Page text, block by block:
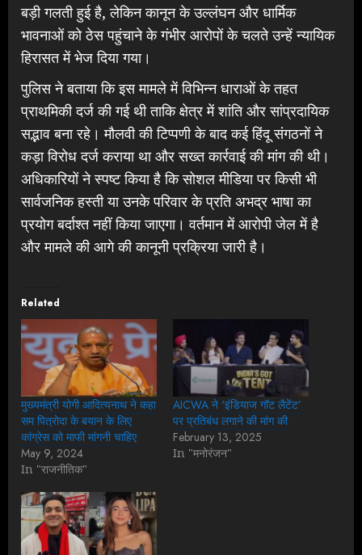
बड़ी गलती हुई है, लेकिन कानून के उल्लंघन और धार्मिक
भावनाओं को ठेस पहुंचाने के गंभीर आरोपों के चलते उन्हें न्यायिक
हिरासत में भेज दिया गया।
पुलिस ने बताया कि इस मामले में विभिन्न धाराओं के तहत
प्राथमिकी दर्ज की गई थी ताकि क्षेत्र में शांति और सांप्रदायिक
सद्भाव बना रहे। मौलवी की टिप्पणी के बाद कई हिंदू संगठनों ने
कड़ा विरोध दर्ज कराया था और सख्त कार्रवाई की मांग की थी।
अधिकारियों ने स्पष्ट किया है कि सोशल मीडिया पर किसी भी
सार्वजनिक हस्ती या उनके परिवार के प्रति अभद्र भाषा का
प्रयोग बर्दाश्त नहीं किया जाएगा। वर्तमान में आरोपी जेल में है
और मामले की आगे की कानूनी प्रक्रिया जारी है।
Related
मुख्यमंत्री योगी आदित्यनाथ ने कहा
सम पित्रोदा के बयान के लिए
कांग्रेस को माफी मांगनी चाहिए
May 9, 2024
In "राजनीतिक"
AICWA ने ‘इंडियाज गॉट लैटेंट’
पर प्रतिबंध लगाने की मांग की
February 13, 2025
In "मनोरंजन"